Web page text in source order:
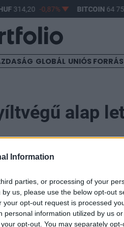
Information
parties, or processing of your
us, please use the below opt-out
opt-out request is processed
information utilized by us
opt-out. You may separately
314,20 -0,87% BITCOIN64
GLOBÁL UNIÓS
alap
alap, a CA TopPharma
a forgalmazása.